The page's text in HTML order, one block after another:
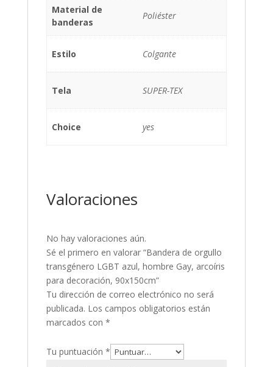
Material de
banderas
Poliéster
Estilo Colgante
Tela SUPER-TEX
Choice yes
Valoraciones
No hay valoraciones aún.
Sé el primero en valorar “Bandera de orgullo
transgénero LGBT azul, hombre Gay, arcoíris
para decoración, 90x150cm”
Tu dirección de correo electrónico no será
publicada. Los campos obligatorios están
marcados con *
Tu puntuación *